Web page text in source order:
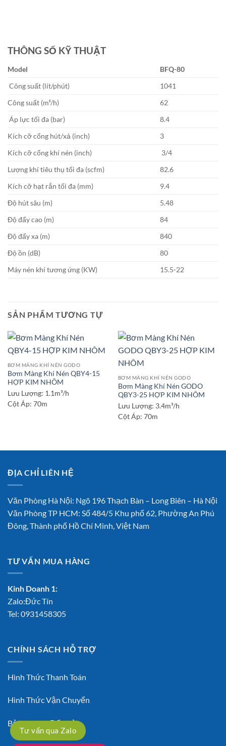
THÔNG SỐ KỸ THUẬT
Model
BFQ-80
Công suất (lít/phút)
1041
Công suất (m³/h)
62
Áp lực tối đa (bar)
8.4
Kích cỡ cổng hút/xả (inch)
3
Kích cỡ cổng khí nén (inch)
3/4
Lượng khí tiêu thụ tối đa (scfm)
82.6
Kích cỡ hạt rắn tối đa (mm)
9.4
Độ hút sâu (m)
5.48
Độ đẩy cao (m)
84
Độ đẩy xa (m)
840
Độ ồn (dB)
80
Máy nén khí tương ứng (KW)
15.5-22
SẢN PHẨM TƯƠNG TỰ
BƠM MÀNG KHÍ NÉN GODO
Bơm Màng Khí Nén QBY4-15
HỢP KIM NHÔM
Lưu Lượng: 1.1m³/h
Cột Áp: 70m
BƠM MÀNG KHÍ NÉN GODO
Bơm Màng Khí Nén GODO
QBY3-25 HỢP KIM NHÔM
Lưu Lượng: 3.4m³/h
Cột Áp: 70m
ĐỊA CHỈ LIÊN HỆ
Văn Phòng Hà Nội: Ngõ 196 Thạch Bàn – Long Biên – Hà Nội
Văn Phòng TP HCM: Số 484/5 Khu phố 62, Phường An Phú
Đông, Thành phố Hồ Chí Minh, Việt Nam
TƯ VẤN MUA HÀNG
Kinh Doanh 1:
Zalo:Đức Tín
Tel: 0931458305
CHÍNH SÁCH HỖ TRỢ
Hình Thức Thanh Toán
Hình Thức Vận Chuyển
Bảo Hành – Đổi Trả
Tư vấn qua Zalo